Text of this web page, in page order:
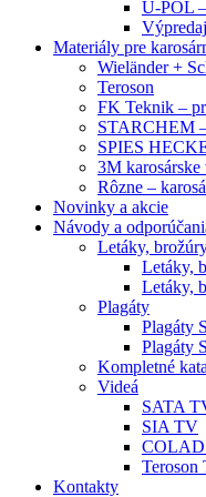
U-POL
Výpredaj
Materiály pre
Wieländer +
Teroson
FK Teknik –
STARCHEM
SPIES
3M karosárske
Rôzne –
Novinky a akcie
Návody a
Letáky,
Letáky,
Letáky,
Plagáty
Plagáty
Plagáty
Kompletné
Videá
SATA
SIA TV
Teroson
Kontakty